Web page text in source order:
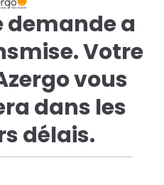
demande a
Votre
vous
dans les
délais.